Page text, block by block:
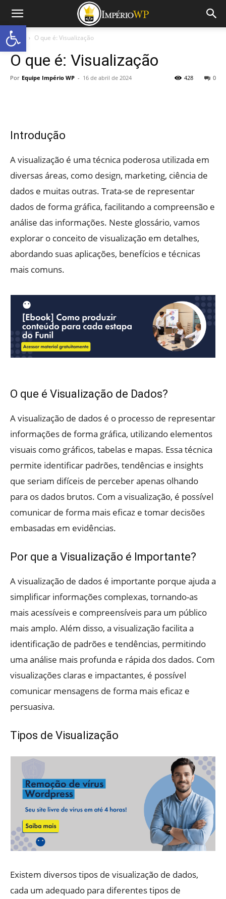
Início O que é: Visualização
O que é: Visualização
Por Equipe Império WP - 16 de abril de 2024 0
428
Introdução
A visualização é uma técnica poderosa utilizada em
diversas áreas, como design, marketing, ciência de
dados e muitas outras. Trata-se de representar
dados de forma gráfica, facilitando a compreensão e
análise das informações. Neste glossário, vamos
explorar o conceito de visualização em detalhes,
abordando suas aplicações, benefícios e técnicas
mais comuns.
O que é Visualização de Dados?
A visualização de dados é o processo de representar
informações de forma gráfica, utilizando elementos
visuais como gráficos, tabelas e mapas. Essa técnica
permite identificar padrões, tendências e insights
que seriam difíceis de perceber apenas olhando
para os dados brutos. Com a visualização, é possível
comunicar de forma mais eficaz e tomar decisões
embasadas em evidências.
Por que a Visualização é Importante?
A visualização de dados é importante porque ajuda a
simplificar informações complexas, tornando-as
mais acessíveis e compreensíveis para um público
mais amplo. Além disso, a visualização facilita a
identificação de padrões e tendências, permitindo
uma análise mais profunda e rápida dos dados. Com
visualizações claras e impactantes, é possível
comunicar mensagens de forma mais eficaz e
persuasiva.
Tipos de Visualização
Existem diversos tipos de visualização de dados,
cada um adequado para diferentes tipos de
Abrir a barra de ferramentas